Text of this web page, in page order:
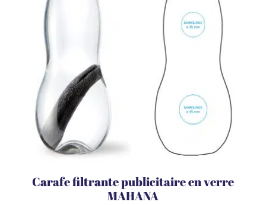
Carafe filtrante publicitaire en verre
MAHANA